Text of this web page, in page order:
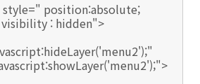
position:absolute;
: hidden">